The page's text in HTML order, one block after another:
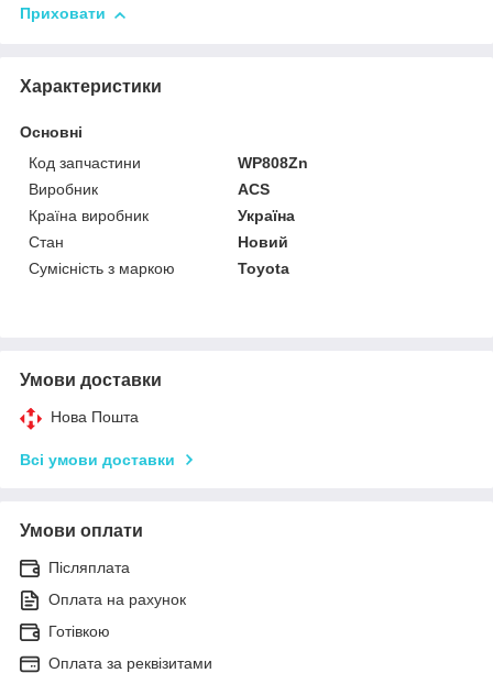
Приховати
Характеристики
Основні
Код запчастини
WP808Zn
Виробник
ACS
Країна виробник
Україна
Стан
Новий
Сумісність з маркою
Toyota
Умови доставки
Нова Пошта
Всі умови доставки
Умови оплати
Післяплата
Оплата на рахунок
Готівкою
Оплата за реквізитами